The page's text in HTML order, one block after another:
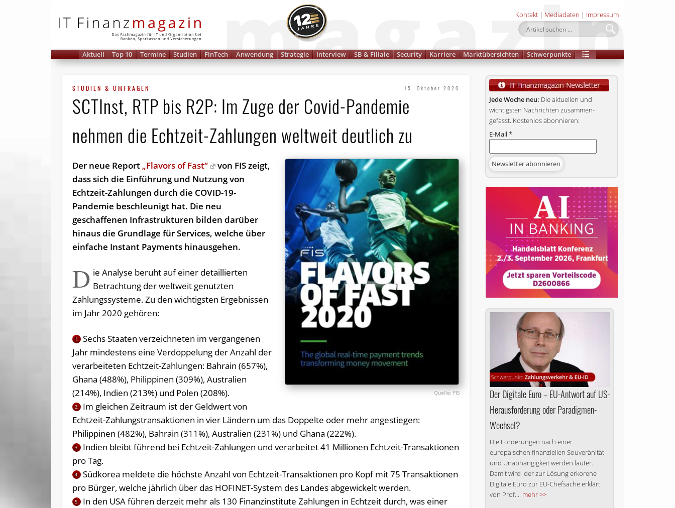
Kontakt | Mediadaten | Impressum
Aktuell Top 10 Termine Studien FinTech Anwendung Strategie Interview SB & Filiale Security Karriere Marktübersichten Schwerpunkte
STUDIEN & UMFRAGEN 15. Oktober 2020
SCTInst, RTP bis R2P: Im Zuge der Covid-Pandemie
nehmen die Echtzeit-Zahlungen weltweit deutlich zu
FIS
Der neue Report„Flavors of Fast“
von FIS zeigt,
dass sich die Einführung und Nutzung von
Echtzeit-Zahlungen durch die COVID-19-
Pandemie beschleunigt hat. Die neu
geschaffenen Infrastrukturen bilden darüber
hinaus die Grundlage für Services, welche über
einfache Instant Payments hinausgehen.
D ie Analyse beruht auf einer detaillierten
Betrachtung der weltweit genutzten
Zahlungssysteme. Zu den wichtigsten Ergebnissen
im Jahr 2020 gehören:
1.
Sechs Staaten verzeichneten im vergangenen
Jahr mindestens eine Verdoppelung der Anzahl der
verarbeiteten Echtzeit-Zahlungen: Bahrain (657%),
Ghana (488%), Philippinen (309%), Australien
(214%), Indien (213%) und Polen (208%).
2.
Im gleichen Zeitraum ist der Geldwert von
Echtzeit-Zahlungstransaktionen in vier Ländern um das Doppelte oder mehr angestiegen:
Philippinen (482%), Bahrain (311%), Australien (231%) und Ghana (222%).
3.
Indien bleibt führend bei Echtzeit-Zahlungen und verarbeitet 41 Millionen Echtzeit-Transaktionen
pro Tag.
4.
Südkorea meldete die höchste Anzahl von Echtzeit-Transaktionen pro Kopf mit 75 Transaktionen
pro Bürger, welche jährlich über das HOFINET-System des Landes abgewickelt werden.
5.
In den USA führen derzeit mehr als 130 Finanzinstitute Zahlungen in Echtzeit durch, was einer
Jede Woche neu: Die aktuellen und
wichtigsten Nachrichten zusammen­
gefasst. Kostenlos abonnieren:
E-Mail*
Der Digitale Euro – EU-Antwort auf US-
Herausforderung oder Paradigmen-
Wechsel?
Die Forderungen nach einer
europäischen finanziellen Souveränität
und Unabhängigkeit werden lauter.
Damit wird der zur Lösung erkorene
Digitale Euro zur EU-Chefsache erklärt.
von Prof.... mehr >>